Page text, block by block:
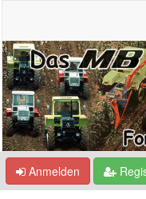
Anmelden